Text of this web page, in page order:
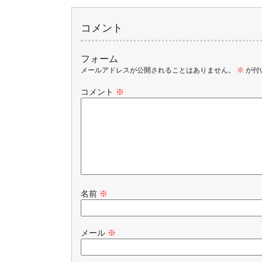
コメント
フォーム
メールアドレスが公開されることはありません。 ※ が付
コメント ※
名前 ※
メール ※